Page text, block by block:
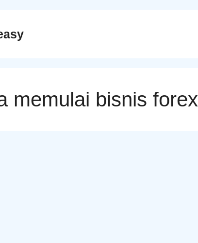
memulai bisnis forex